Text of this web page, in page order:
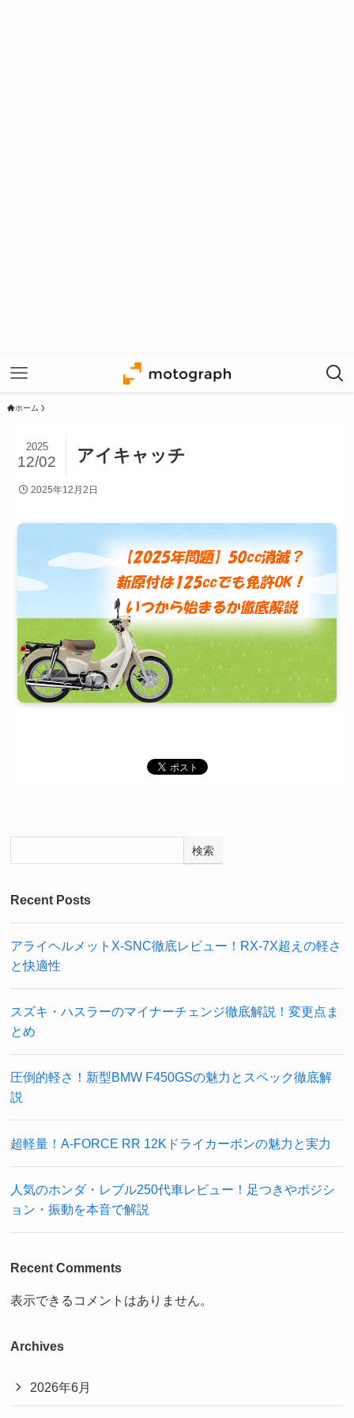
ホーム
アイキャッチ
2025
12/02
2025年12月2日
検索
Recent Posts
アライヘルメットX-SNC徹底レビュー！RX-7X超えの軽さ
と快適性
スズキ・ハスラーのマイナーチェンジ徹底解説！変更点ま
とめ
圧倒的軽さ！新型BMW F450GSの魅力とスペック徹底解
説
超軽量！A-FORCE RR 12Kドライカーボンの魅力と実力
人気のホンダ・レブル250代車レビュー！足つきやポジシ
ョン・振動を本音で解説
Recent Comments
表示できるコメントはありません。
Archives
2026年6月